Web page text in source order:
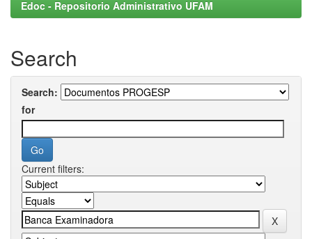
Edoc - Repositorio Administrativo UFAM
Search
Search:
for
Current filters: